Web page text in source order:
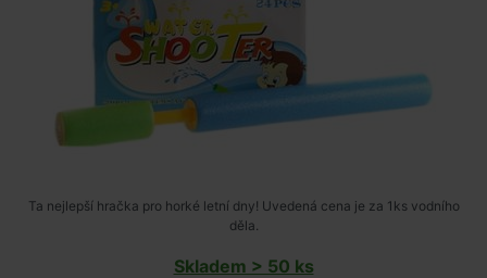
Ta nejlepší hračka pro horké letní dny! Uvedená cena je za 1ks vodního
děla.
Skladem > 50 ks